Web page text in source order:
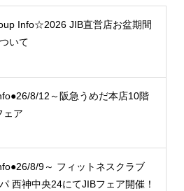
Info☆2026 JIB直営店お盆期間
いて
8/12～阪急うめだ本店10階
ェア
8/9～ フィットネスクラブ
西神中央24にてJIBフェア開催！